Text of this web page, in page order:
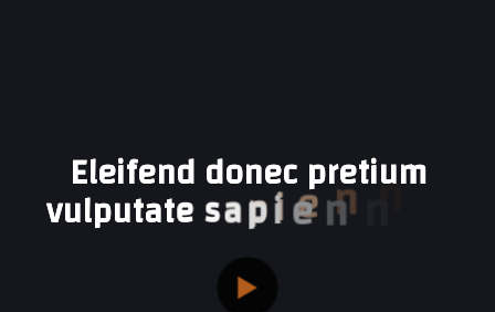
Eleifenddonec pretium
vulputatesapiennec